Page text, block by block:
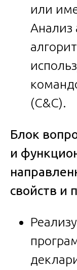
или
Анализ
(C&C).
Блок
и
свойств и